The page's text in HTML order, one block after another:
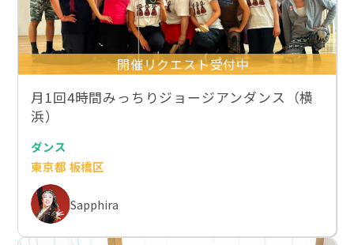
開催リクエスト受付中
月1回4時間みっちりジョージアンダンス（横
浜）
ダンス
東京都 板橋区
Sapphira